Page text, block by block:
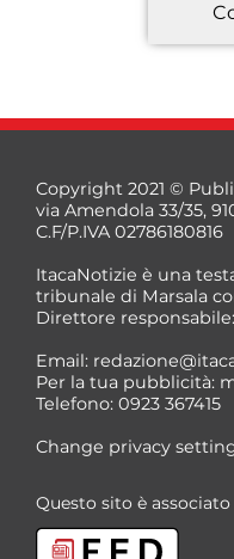
*
Copyright 2021 ©
via Amendola 33/35,
C.F/P.IVA 02786180816
ItacaNotizie è una
tribunale di Marsala
Direttore
Email:
Per la tua pubblicità:
Telefono: 0923 367415
Change privacy
Questo sito è associato